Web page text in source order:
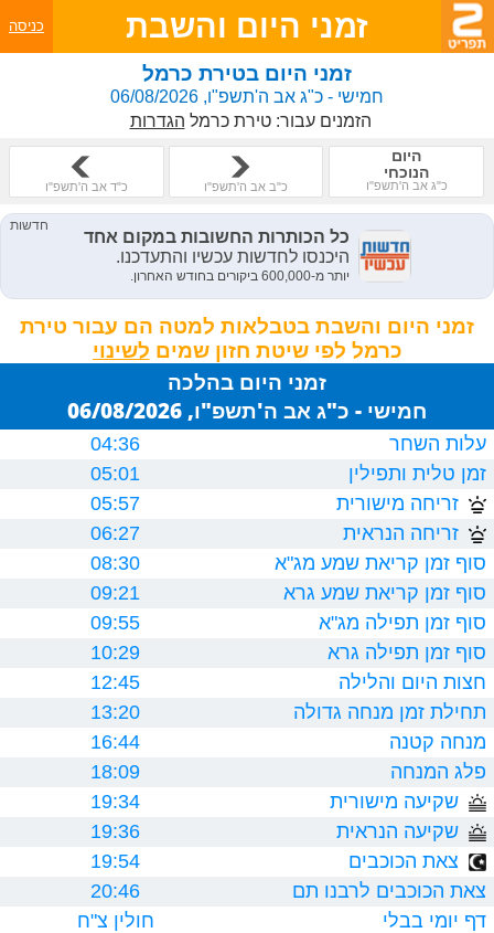
זמני היום והשבת כניסה
זמני היום בטירת כרמל
חמישי - כ"ג אב ה'תשפ"ו, 06/08/2026
הזמנים עבור:טירת כרמל הגדרות
היום
הנוכחי
כ"ג אב ה'תשפ"ו כ"ב אב ה'תשפ"ו כ"ד אב ה'תשפ"ו
זמני היום והשבת בטבלאות למטה הם עבור טירת
כרמל לפי שיטת חזון שמים
זמני היום בהלכה
חמישי - כ"ג אב ה'תשפ"ו, 06/08/2026
עלות השחר
04:36
זמן טלית ותפילין
05:01
זריחה מישורית
05:57
זריחה הנראית
06:27
סוף זמן קריאת שמע מג"א
08:30
סוף זמן קריאת שמע גרא
09:21
סוף זמן תפילה מג"א
09:55
סוף זמן תפילה גרא
10:29
חצות היום והלילה
12:45
תחילת זמן מנחה גדולה
13:20
מנחה קטנה
16:44
פלג המנחה
18:09
שקיעה מישורית
19:34
שקיעה הנראית
19:36
צאת הכוכבים
19:54
צאת הכוכבים לרבנו תם
20:46
דף יומי בבלי
חולין צ"ח